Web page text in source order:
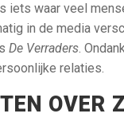
iets waar veel
in de media
De Verraders.
relaties.
OVER